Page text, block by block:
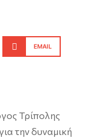
EMAIL
Τρίπολης
την δυναμική